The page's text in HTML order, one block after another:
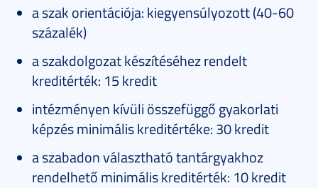
a szak orientációja: kiegyensúlyozott (40-60
százalék)
a szakdolgozat készítéséhez rendelt
kreditérték: 15 kredit
intézményen kívüli összefüggő gyakorlati
képzés minimális kreditértéke: 30 kredit
a szabadon választható tantárgyakhoz
rendelhető minimális kreditérték: 10 kredit